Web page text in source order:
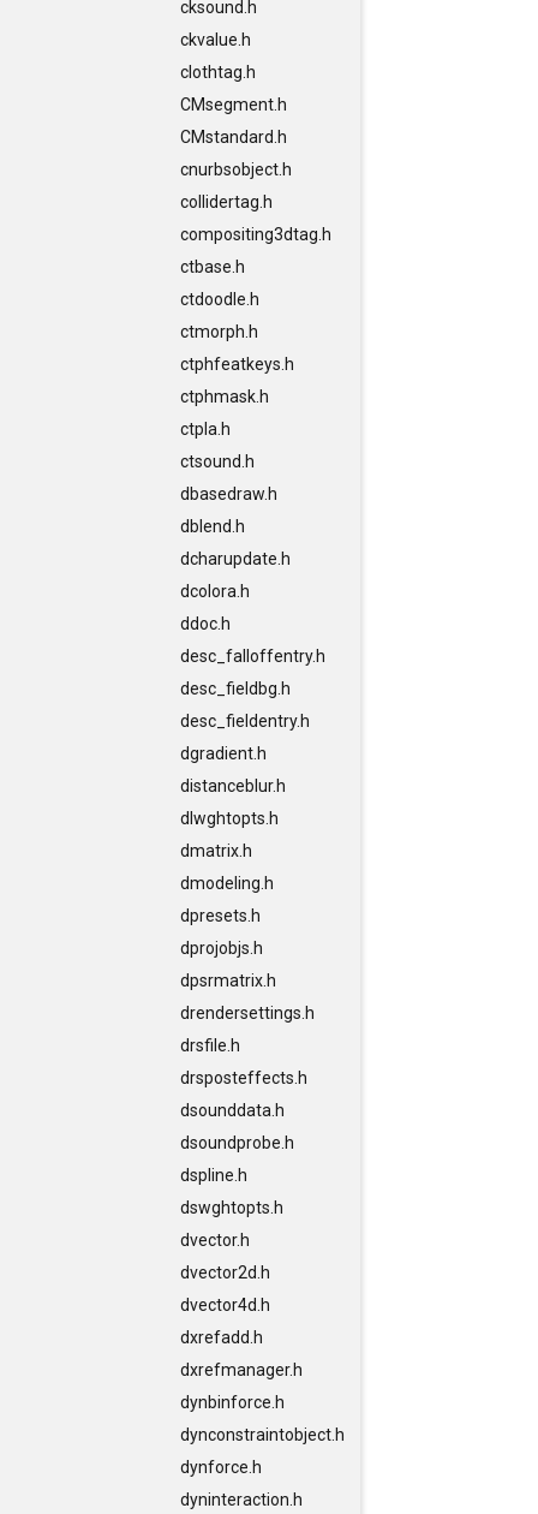
cksound.h
ckvalue.h
clothtag.h
CMsegment.h
CMstandard.h
cnurbsobject.h
collidertag.h
compositing3dtag.h
ctbase.h
ctdoodle.h
ctmorph.h
ctphfeatkeys.h
ctphmask.h
ctpla.h
ctsound.h
dbasedraw.h
dblend.h
dcharupdate.h
dcolora.h
ddoc.h
desc_falloffentry.h
desc_fieldbg.h
desc_fieldentry.h
dgradient.h
distanceblur.h
dlwghtopts.h
dmatrix.h
dmodeling.h
dpresets.h
dprojobjs.h
dpsrmatrix.h
drendersettings.h
drsfile.h
drsposteffects.h
dsounddata.h
dsoundprobe.h
dspline.h
dswghtopts.h
dvector.h
dvector2d.h
dvector4d.h
dxrefadd.h
dxrefmanager.h
dynbinforce.h
dynconstraintobject.h
dynforce.h
dyninteraction.h